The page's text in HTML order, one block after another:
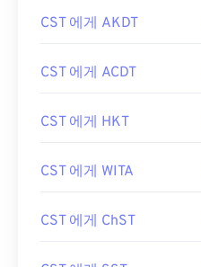
CST 에게 AKDT
CST 에게 ACDT
CST 에게 HKT
CST 에게 WITA
CST 에게 ChST